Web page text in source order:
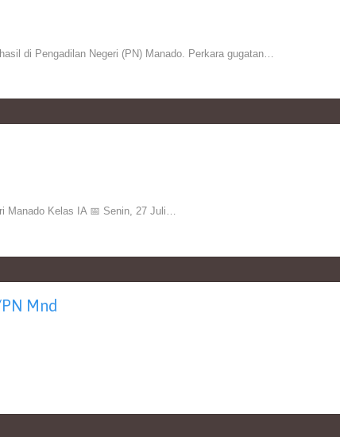
di Pengadilan Negeri (PN) Manado. Perkara gugatan…
Manado Kelas IA 📅 Senin, 27 Juli…
Mnd